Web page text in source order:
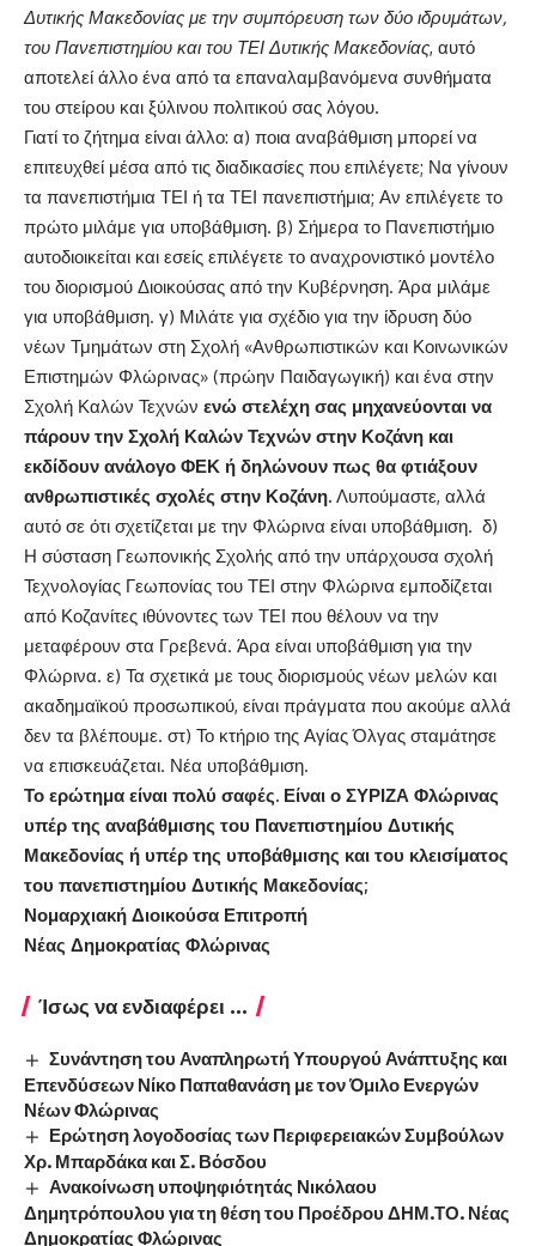
Δυτικής Μακεδονίας με την συμπόρευση των δύο ιδρυμάτων,
του Πανεπιστημίου και του ΤΕΙ Δυτικής Μακεδονίας, αυτό
αποτελεί άλλο ένα από τα επαναλαμβανόμενα συνθήματα
του στείρου και ξύλινου πολιτικού σας λόγου.
Γιατί το ζήτημα είναι άλλο: α) ποια αναβάθμιση μπορεί να
επιτευχθεί μέσα από τις διαδικασίες που επιλέγετε; Να γίνουν
τα πανεπιστήμια ΤΕΙ ή τα ΤΕΙ πανεπιστήμια; Αν επιλέγετε το
πρώτο μιλάμε για υποβάθμιση. β) Σήμερα το Πανεπιστήμιο
αυτοδιοικείται και εσείς επιλέγετε το αναχρονιστικό μοντέλο
του διορισμού Διοικούσας από την Κυβέρνηση. Άρα μιλάμε
για υποβάθμιση. γ) Μιλάτε για σχέδιο για την ίδρυση δύο
νέων Τμημάτων στη Σχολή «Ανθρωπιστικών και Κοινωνικών
Επιστημών Φλώρινας» (πρώην Παιδαγωγική) και ένα στην
Σχολή Καλών Τεχνών ενώ στελέχη σας μηχανεύονται να
πάρουν την Σχολή Καλών Τεχνών στην Κοζάνη και
εκδίδουν ανάλογο ΦΕΚ ή δηλώνουν πως θα φτιάξουν
ανθρωπιστικές σχολές στην Κοζάνη. Λυπούμαστε, αλλά
αυτό σε ότι σχετίζεται με την Φλώρινα είναι υποβάθμιση. δ)
Η σύσταση Γεωπονικής Σχολής από την υπάρχουσα σχολή
Τεχνολογίας Γεωπονίας του ΤΕΙ στην Φλώρινα εμποδίζεται
από Κοζανίτες ιθύνοντες των ΤΕΙ που θέλουν να την
μεταφέρουν στα Γρεβενά. Άρα είναι υποβάθμιση για την
Φλώρινα. ε) Τα σχετικά με τους διορισμούς νέων μελών και
ακαδημαϊκού προσωπικού, είναι πράγματα που ακούμε αλλά
δεν τα βλέπουμε. στ) Το κτήριο της Αγίας Όλγας σταμάτησε
να επισκευάζεται. Νέα υποβάθμιση.
Το ερώτημα είναι πολύ σαφές. Είναι ο ΣΥΡΙΖΑ Φλώρινας
υπέρ της αναβάθμισης του Πανεπιστημίου Δυτικής
Μακεδονίας ή υπέρ της υποβάθμισης και του κλεισίματος
του πανεπιστημίου Δυτικής Μακεδονίας;
Νομαρχιακή Διοικούσα Επιτροπή
Νέας Δημοκρατίας Φλώρινας
Ίσως να ενδιαφέρει ...
Συνάντηση του Αναπληρωτή Υπουργού Ανάπτυξης και
Επενδύσεων Νίκο Παπαθανάση με τον Όμιλο Ενεργών
Νέων Φλώρινας
Ερώτηση λογοδοσίας των Περιφερειακών Συμβούλων
Χρ. Μπαρδάκα και Σ. Βόσδου
Ανακοίνωση υποψηφιότητάς Νικόλαου
Δημητρόπουλου για τη θέση του Προέδρου ΔΗΜ.ΤΟ. Νέας
Δημοκρατίας Φλώρινας